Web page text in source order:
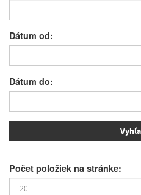
Dátum od:
Dátum do:
Počet položiek na stránke: